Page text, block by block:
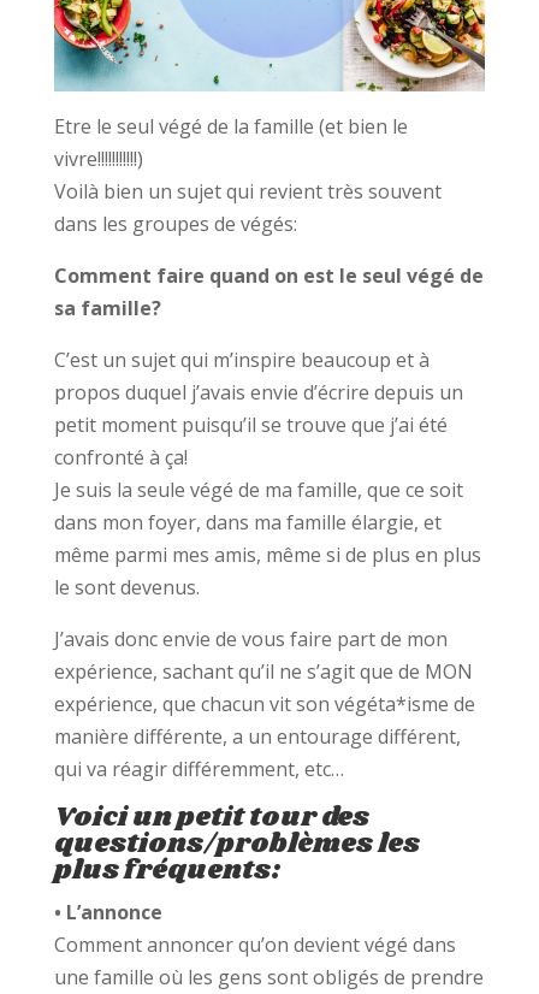
Etre le seul végé de la famille (et bien le
vivre!!!!!!!!!!!)
Voilà bien un sujet qui revient très souvent
dans les groupes de végés:
Comment faire quand on est le seul végé de
sa famille?
C’est un sujet qui m’inspire beaucoup et à
propos duquel j’avais envie d’écrire depuis un
petit moment puisqu’il se trouve que j’ai été
confronté à ça!
Je suis la seule végé de ma famille, que ce soit
dans mon foyer, dans ma famille élargie, et
même parmi mes amis, même si de plus en plus
le sont devenus.
J’avais donc envie de vous faire part de mon
expérience, sachant qu’il ne s’agit que de MON
expérience, que chacun vit son végéta*isme de
manière différente, a un entourage différent,
qui va réagir différemment, etc…
Voici un petit tour des
questions/problèmes les
plus fréquents:
• L’annonce
Comment annoncer qu’on devient végé dans
une famille où les gens sont obligés de prendre